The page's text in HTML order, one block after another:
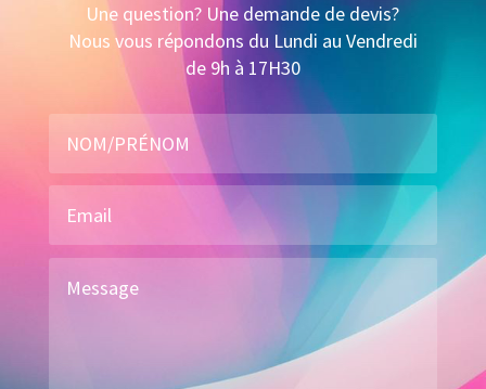
Une question? Une demande de devis?
Nous vous répondons du Lundi au Vendredi
de 9h à 17H30